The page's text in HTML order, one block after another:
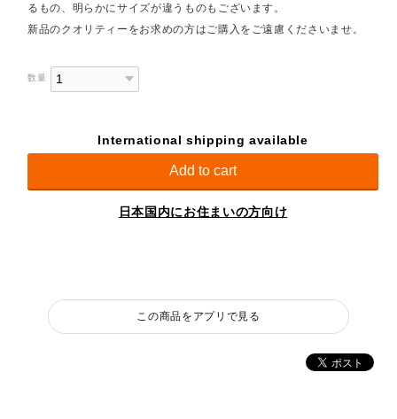
るもの、明らかにサイズが違うものもございます。
新品のクオリティーをお求めの方はご購入をご遠慮くださいませ。
数量
International shipping available
Add to cart
日本国内にお住まいの方向け
この商品をアプリで見る